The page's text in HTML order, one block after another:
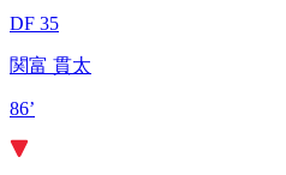
DF 35
関富 貫太
86’